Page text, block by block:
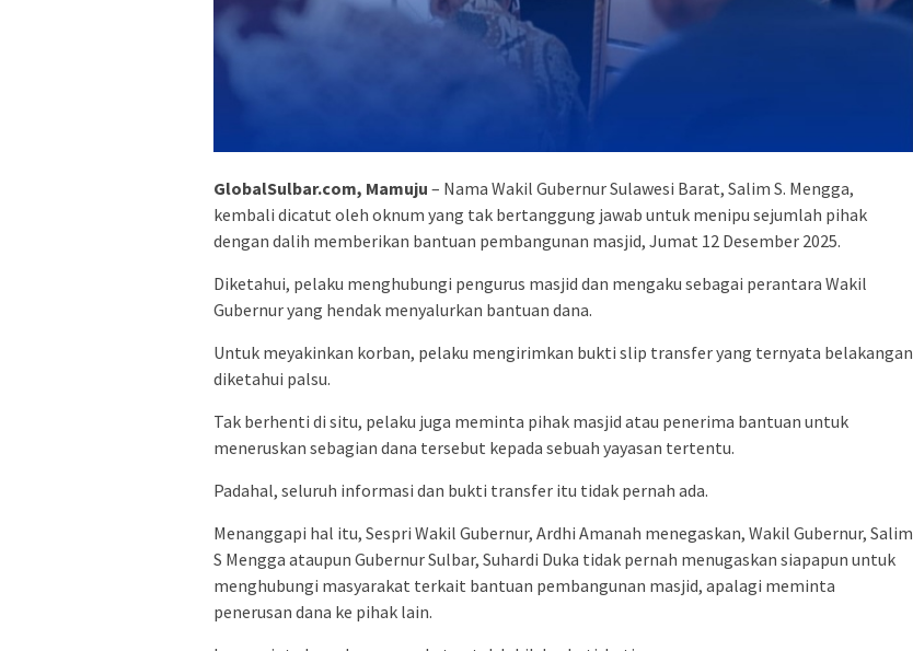
GlobalSulbar.com, Mamuju – Nama Wakil Gubernur Sulawesi Barat, Salim S. Mengga,
kembali dicatut oleh oknum yang tak bertanggung jawab untuk menipu sejumlah pihak
dengan dalih memberikan bantuan pembangunan masjid, Jumat 12 Desember 2025.
Diketahui, pelaku menghubungi pengurus masjid dan mengaku sebagai perantara Wakil
Gubernur yang hendak menyalurkan bantuan dana.
Untuk meyakinkan korban, pelaku mengirimkan bukti slip transfer yang ternyata belakangan
diketahui palsu.
Tak berhenti di situ, pelaku juga meminta pihak masjid atau penerima bantuan untuk
meneruskan sebagian dana tersebut kepada sebuah yayasan tertentu.
Padahal, seluruh informasi dan bukti transfer itu tidak pernah ada.
Menanggapi hal itu, Sespri Wakil Gubernur, Ardhi Amanah menegaskan, Wakil Gubernur, Salim
S Mengga ataupun Gubernur Sulbar, Suhardi Duka tidak pernah menugaskan siapapun untuk
menghubungi masyarakat terkait bantuan pembangunan masjid, apalagi meminta
penerusan dana ke pihak lain.